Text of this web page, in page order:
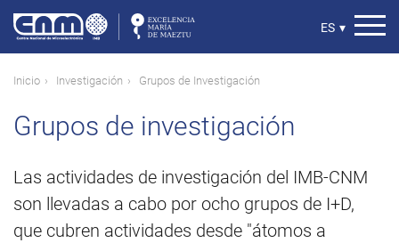
contenido
principal
Select
ES ▾
Ruta
navegación
Inicio Investigación Grupos de Investigación
Grupos de investigación
Las actividades de investigación del IMB-CNM
son llevadas a cabo por ocho grupos de I+D,
que cubren actividades desde "átomos a